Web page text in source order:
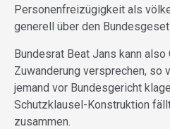
Personenfreizügigkeit als
generell über den
Bundesrat Beat Jans kann
Zuwanderung versprechen, so
jemand vor Bundesgericht
Schutzklausel-Konstruktion
zusammen.